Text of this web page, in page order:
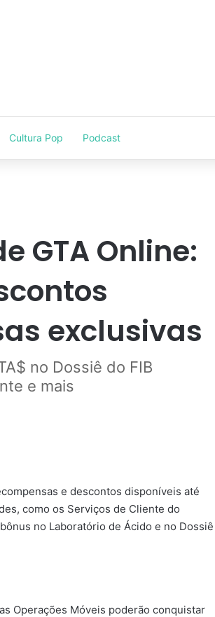
Cultura Pop Podcast
GTA Online:
exclusivas
no Dossiê do FIB
e mais
e descontos disponíveis até
como os Serviços de Cliente do
no Laboratório de Ácido e no Dossiê
Operações Móveis poderão conquistar